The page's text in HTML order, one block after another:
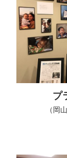
プ
（岡